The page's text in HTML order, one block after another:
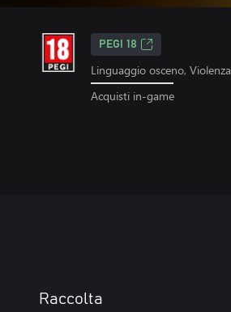
PEGI 18
Linguaggio osceno, Violenza
Acquisti in-game
Raccolta